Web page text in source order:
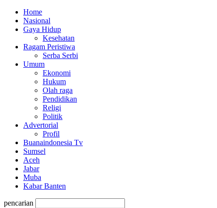
Home
Nasional
Gaya Hidup
Kesehatan
Ragam Peristiwa
Serba Serbi
Umum
Ekonomi
Hukum
Olah raga
Pendidikan
Religi
Politik
Advertorial
Profil
Buanaindonesia Tv
Sumsel
Aceh
Jabar
Muba
Kabar Banten
pencarian